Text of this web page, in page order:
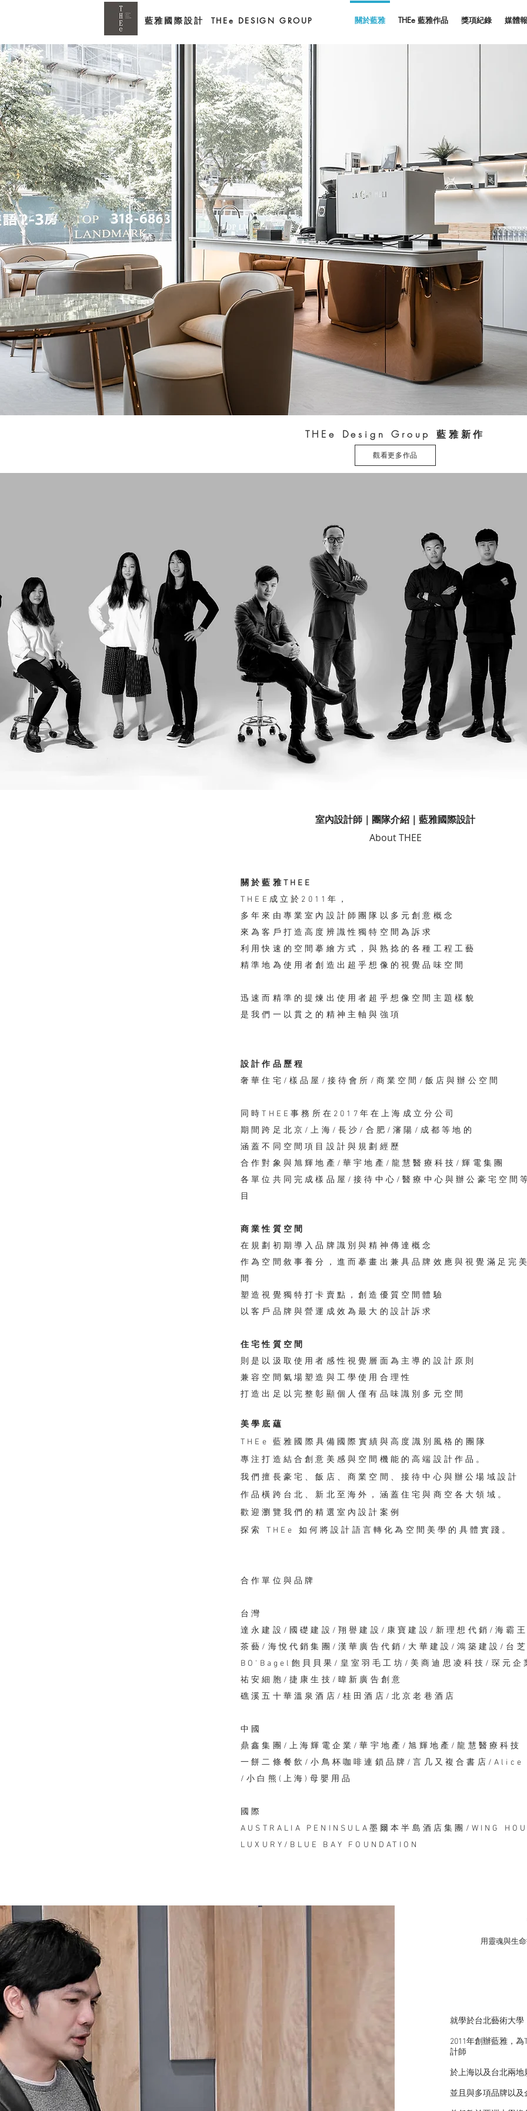
藍雅國際設計 THEe DESIGN GROUP 關於藍雅 THEe 藍雅作品 獎項紀錄 媒體
THEe Design Group 藍雅新作
觀看更多作品
室內設計師｜團隊介紹｜藍雅國際設計
About THEE
關於藍雅THEE
​THEE成立於2011年，
多年來由專業室內設計師團隊以多元創意概念
來為客戶打造高度辨識性獨特空間為訴求
利用快速的空間摹繪方式，與熟捻的各種工程工藝
​精準地為使用者創造出超乎想像的視覺品味空間
​迅速而精準的提煉出使用者超乎想像空間主題樣貌
是我們一以貫之的精神主軸與強項
設計作品歷程
奢華住宅/樣品屋/接待會所/商業空間/飯店與辦公空間
同時THEE事務所在2017年在上海成立分公司
期間跨足北京/上海/長沙/合肥/瀋陽/成都等地的
涵蓋不同空間項目設計與規劃經歷
合作對象與旭輝地產/華宇地產/龍慧醫療科技/輝電集團
各單位共同完成樣品屋/接待中心/醫療中心與辦公豪宅空間
目
商業性質空間
在規劃初期導入品牌識別與精神傳達概念
作為空間敘事養分，進而摹畫出兼具品牌效應與視覺滿足完
間
塑造視覺獨特打卡賣點，創造優質空間體驗
​以客戶品牌與營運成效為最大的設計訴求
住宅性質空間
則是以汲取使用者感性視覺層面為主導的設計原則
兼容空間氣場塑造與工學使用合理性
打造出足以完整彰顯個人僅有品味識別多元空間
美學底蘊
THEe 藍雅國際具備 國際實績與高度識別風格的團隊
專注打造結合創意美感與空間機能的高端設計作品。
我們擅長豪宅、飯店、商業空間、接待中心與辦公場域設計
作品橫跨台北、新北至海外，涵蓋住宅與商空各大領域。
歡迎瀏覽我們的精選室內設計案例
探索 THEe 如何將設計語言轉化為空間美學的具體實踐。
合作單位與品牌
台灣
達永建設/國礎建設/翔譽建設/康寶建設/新理想代銷/海霸
茶藝/海悅代銷集團/漢華廣告代銷/大華建設/鴻築建設/台芝
BO'Bagel飽貝貝果/皇室羽毛工坊/美商迪思凌科技/琛元企
祐安細胞/捷康生技​/暐新廣告創意
礁溪五十華溫泉酒店/桂田酒店/北京老巷酒店
​中國
鼎鑫集團/上海輝電企業/華宇地產/旭輝地產/龍慧醫療科技
一餅二條餐飲/小鳥杯咖啡連鎖品牌/言几又複合書店/Alice
/小白熊(上海)母嬰用品
國際
​AUSTRALIA PENINSULA墨爾本半島酒店集團/WING
LUXURY/BLUE BAY FOUNDATION
用靈魂與生
就學於台北藝術大
2011年創辦藍雅，為
計師
於上海以及台北兩
並且與多項品牌以及